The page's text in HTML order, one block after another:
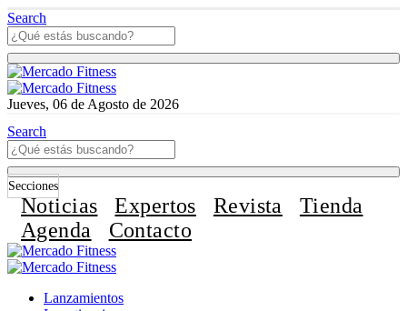
Search
Jueves, 06 de Agosto de 2026
Search
Secciones
Noticias Expertos Revista
Tienda
Agenda
Contacto
Lanzamientos